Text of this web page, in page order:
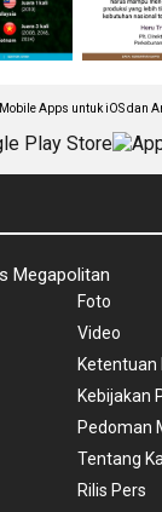
Apps untuk iOS dan
Megapolitan
Foto
Video
Ketentuan
Kebijakan
Pedoman
Tentang
Rilis Pers